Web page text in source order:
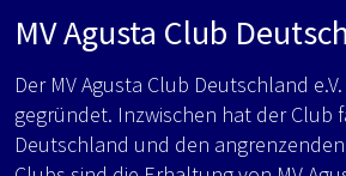
MV Agusta Club
Der MV Agusta Club Deutschland
gegründet. Inzwischen hat der Club
Deutschland und den